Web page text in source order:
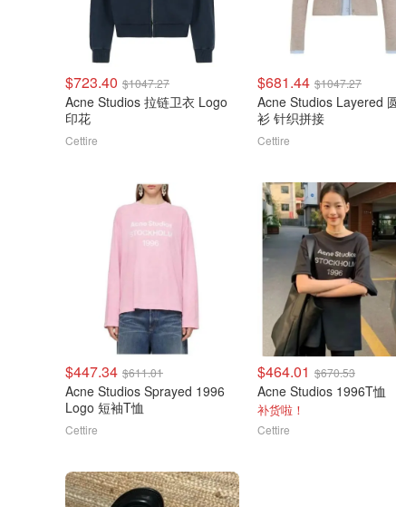
$723.40 $1047.27
Acne Studios 拉链卫衣 Logo
印花
Cettire
$681.44 $1047.27
Acne Studios Layered
衫 针织拼接
Cettire
$447.34 $611.01
Acne Studios Sprayed 1996
Logo 短袖T恤
Cettire
$464.01 $670.53
Acne Studios 1996T恤
补货啦！
Cettire